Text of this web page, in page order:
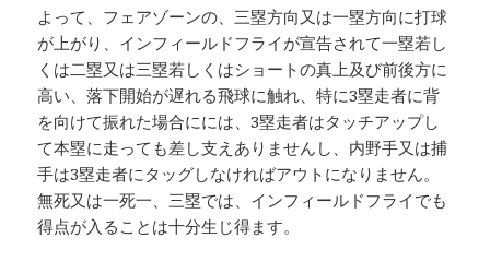
よって、フェアゾーンの、三塁方向又は一塁方向に打球
が上がり、インフィールドフライが宣告されて一塁若し
くは二塁又は三塁若しくはショートの真上及び前後方に
高い、落下開始が遅れる飛球に触れ、特に3塁走者に背
を向けて振れた場合にには、3塁走者はタッチアップし
て本塁に走っても差し支えありませんし、内野手又は捕
手は3塁走者にタッグしなければアウトになりません。
無死又は一死一、三塁では、インフィールドフライでも
得点が入ることは十分生じ得ます。